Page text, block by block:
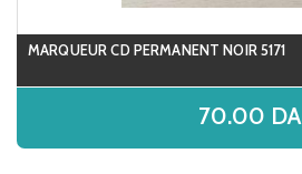
MARQUEUR CD PERMANENT NOIR 5171
70.00 DA